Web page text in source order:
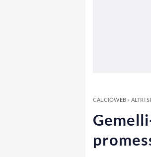
CALCIOWEB» ALTRI